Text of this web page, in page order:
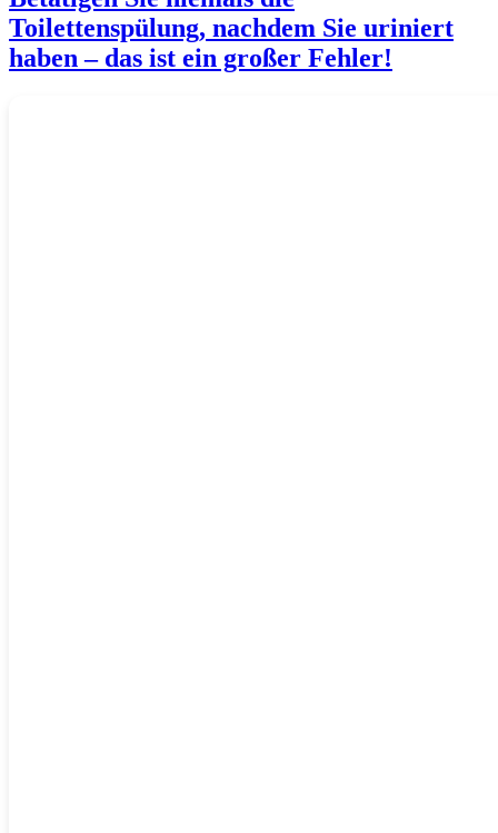
Toilettenspülung, nachdem Sie uriniert
haben – das ist ein großer Fehler!